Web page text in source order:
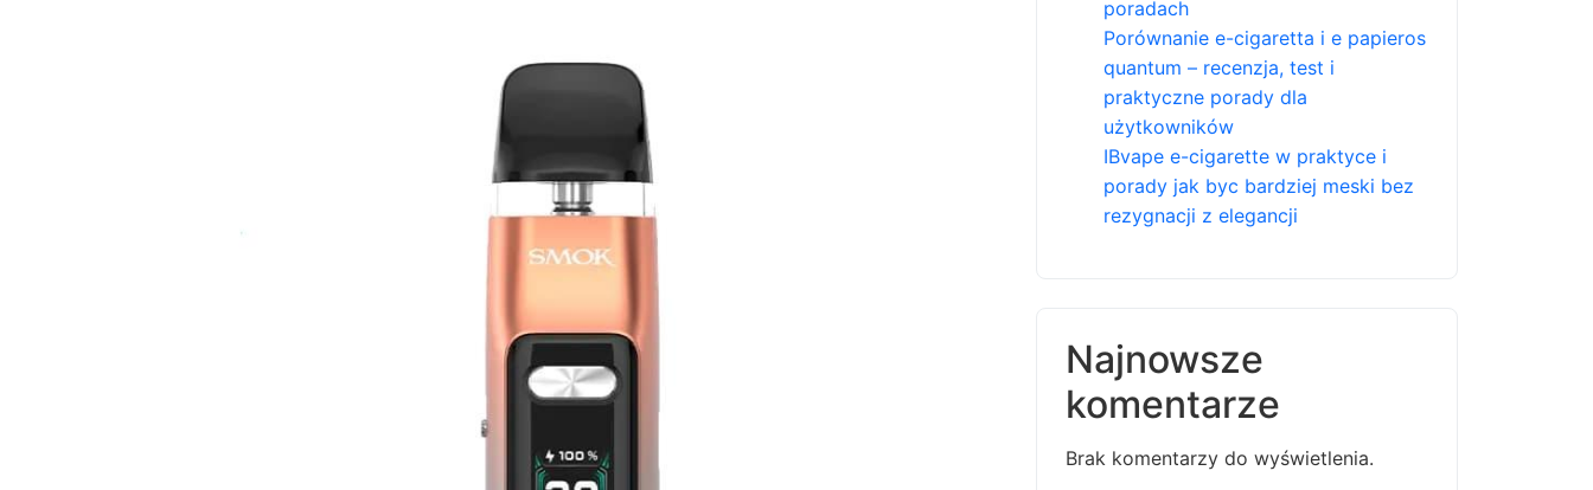
poradach
Porównanie e-cigaretta i e papieros
quantum – recenzja, test i
praktyczne porady dla
użytkowników
IBvape e-cigarette w praktyce i
porady jak byc bardziej meski bez
rezygnacji z elegancji
Najnowsze
komentarze
Brak komentarzy do wyświetlenia.